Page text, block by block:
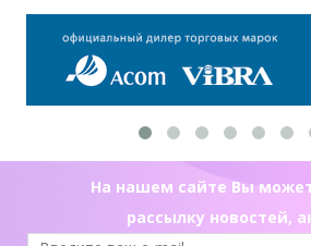
На нашем сайте Вы
рассылку новостей,